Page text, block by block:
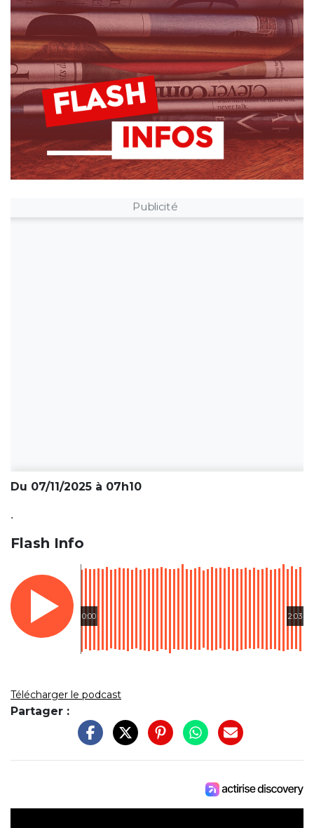
Publicité
Du 07/11/2025 à 07h10
.
Flash Info
0:00 2:03
Télécharger le podcast
Partager :